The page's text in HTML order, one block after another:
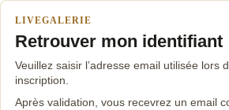
LIVEGALERIE
Retrouver mon identifiant
Veuillez saisir l’adresse email utilisée lors
inscription.
Après validation, vous recevrez un email